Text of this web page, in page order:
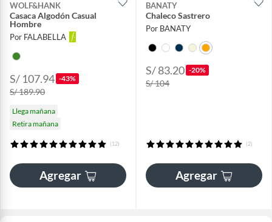
WOLF&HANK
Casaca Algodón Casual
Hombre
Por FALABELLA
S/ 107.94 -43%
S/ 189.90
Llega mañana
Retira mañana
(12)
Agregar
BANATY
Chaleco Sastrero
Por BANATY
S/ 83.20 -20%
S/ 104
(2)
Agregar